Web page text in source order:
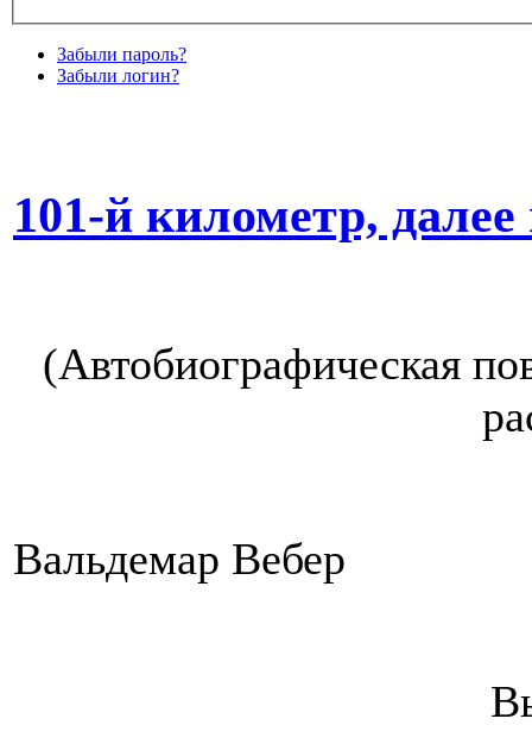
Забыли пароль?
Забыли логин?
101-й километр,
(Автобиографическая
Вальдемар Вебер